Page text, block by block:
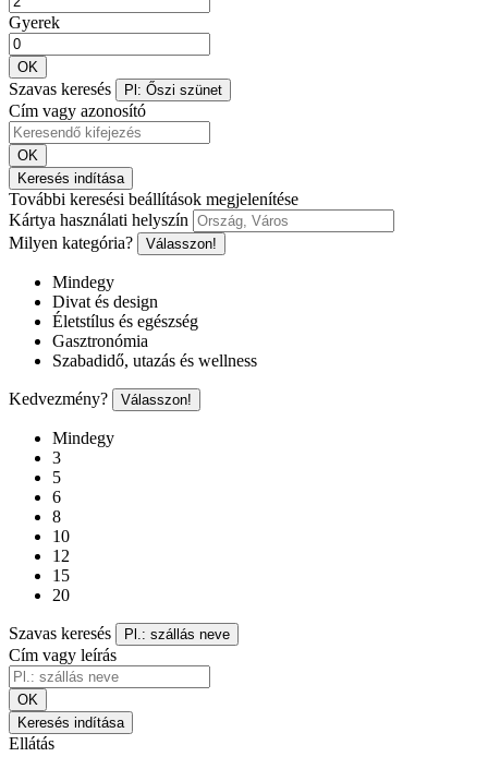
Gyerek
OK
Szavas keresés Pl: Őszi szünet
Cím vagy azonosító
OK
Keresés indítása
További keresési beállítások megjelenítése
Kártya használati helyszín
Milyen kategória?
Válasszon!
Mindegy
Divat és design
Életstílus és egészség
Gasztronómia
Szabadidő, utazás és wellness
Kedvezmény? Válasszon!
Mindegy
3
5
6
8
10
12
15
20
Szavas keresés Pl.: szállás neve
Cím vagy leírás
OK
Keresés indítása
Ellátás